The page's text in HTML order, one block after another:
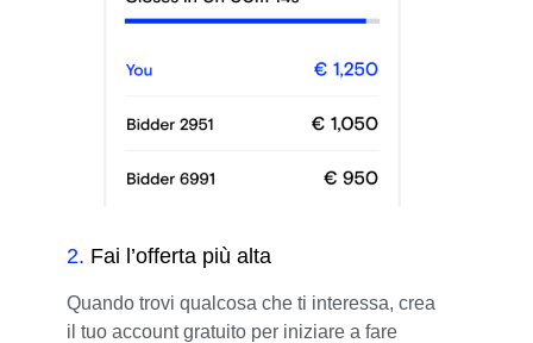
2. Fai l’offerta più alta
Quando trovi qualcosa che ti interessa, crea
il tuo account gratuito per iniziare a fare